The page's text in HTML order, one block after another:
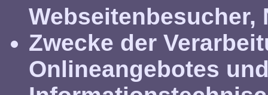
Webseitenbesucher,
Zwecke der
Onlineangebotes